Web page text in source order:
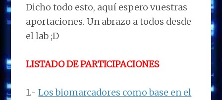
Dicho todo esto, aquí espero vuestras
aportaciones. Un abrazo a todos desde
el lab ;D
LISTADO DE PARTICIPACIONES
1.-Los biomarcadores como base en el